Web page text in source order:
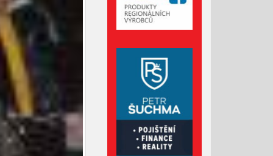
Valašska patří mezi nejlepší
dřevostavby Evropy
ve Valašských Kloboukách je
už hotová